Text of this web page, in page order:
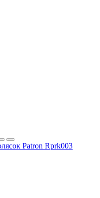
Patron Rprk003